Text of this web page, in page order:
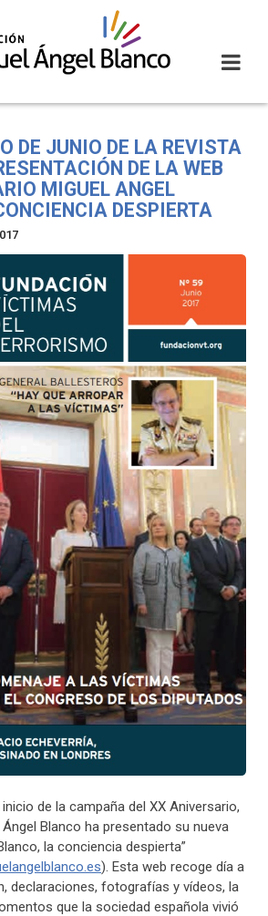
DE JUNIO DE LA REVISTA
DE LA WEB
MIGUEL ANGEL
DESPIERTA
de la campaña del XX Aniversario,
Blanco ha presentado su nueva
la conciencia despierta”
). Esta web recoge día a
declaraciones, fotografías y vídeos, la
que la sociedad española vivió